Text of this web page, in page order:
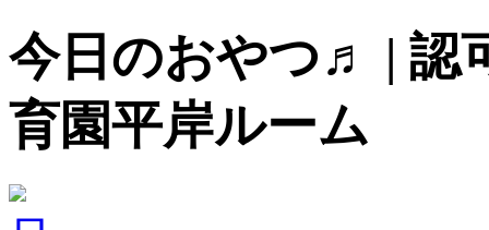
今日のおやつ♬ | 認
育園平岸ルーム